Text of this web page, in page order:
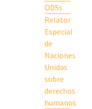
ODSs
Relator
Especial
de
Naciones
Unidas
sobre
derechos
humanos